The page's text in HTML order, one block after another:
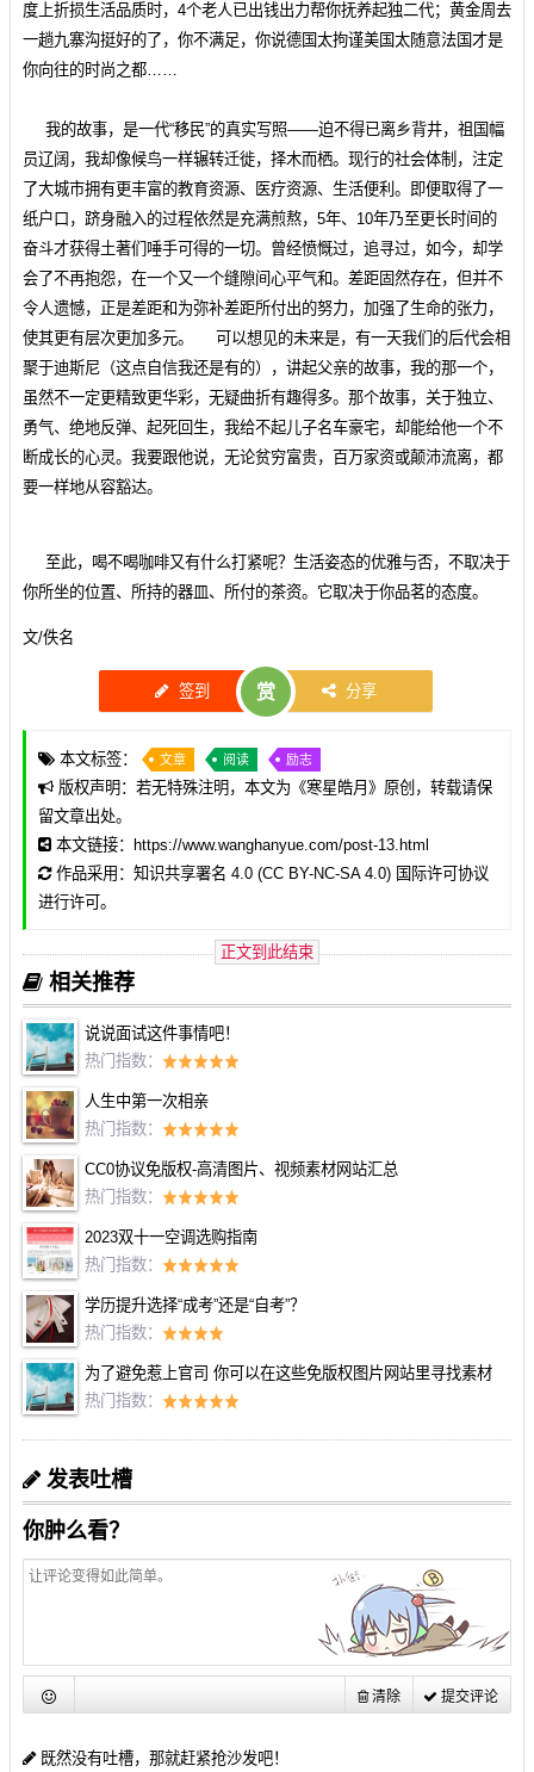
度上折损生活品质时，4个老人已出钱出力帮你抚养起独二代；黄金周去
一趟九寨沟挺好的了，你不满足，你说德国太拘谨美国太随意法国才是
你向往的时尚之都……
我的故事，是一代“移民”的真实写照——迫不得已离乡背井，祖国幅
员辽阔，我却像候鸟一样辗转迁徙，择木而栖。现行的社会体制，注定
了大城市拥有更丰富的教育资源、医疗资源、生活便利。即便取得了一
纸户口，跻身融入的过程依然是充满煎熬，5年、10年乃至更长时间的
奋斗才获得土著们唾手可得的一切。曾经愤慨过，追寻过，如今，却学
会了不再抱怨，在一个又一个缝隙间心平气和。差距固然存在，但并不
令人遗憾，正是差距和为弥补差距所付出的努力，加强了生命的张力，
使其更有层次更加多元。 可以想见的未来是，有一天我们的后代会相
聚于迪斯尼（这点自信我还是有的），讲起父亲的故事，我的那一个，
虽然不一定更精致更华彩，无疑曲折有趣得多。那个故事，关于独立、
勇气、绝地反弹、起死回生，我给不起儿子名车豪宅，却能给他一个不
断成长的心灵。我要跟他说，无论贫穷富贵，百万家资或颠沛流离，都
要一样地从容豁达。
至此，喝不喝咖啡又有什么打紧呢？生活姿态的优雅与否，不取决于
你所坐的位置、所持的器皿、所付的茶资。它取决于你品茗的态度。
文/佚名
签到 赏 分享
本文标签： 文章 阅读 励志
版权声明：若无特殊注明，本文为《寒星皓月 》原创，转载请保
留文章出处。
本文链接：
https://www.wanghanyue.com/post-13.html
作品采用： 知识共享署名 4.0 (CC BY-NC-SA 4.0) 国际许可协议
进行许可。
正文到此结束
相关推荐
说说面试这件事情吧！
热门指数：
人生中第一次相亲
热门指数：
CC0协议免版权-高清图片、视频素材网站汇总
热门指数：
2023双十一空调选购指南
热门指数：
学历提升选择“成考”还是“自考”？
热门指数：
为了避免惹上官司 你可以在这些免版权图片网站里寻找素材
热门指数：
发表吐槽
你肿么看？
提交评论
清除
既然没有吐槽，那就赶紧抢沙发吧！